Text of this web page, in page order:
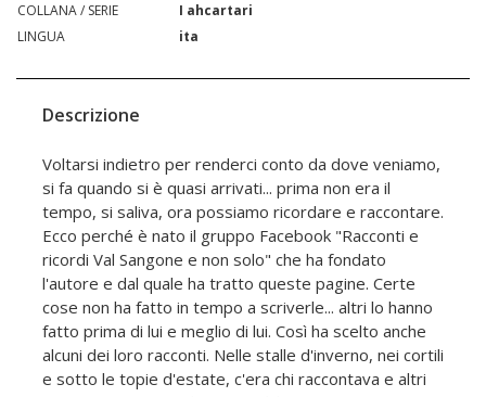
COLLANA / SERIE
I ahcartari
LINGUA
ita
Descrizione
Voltarsi indietro per renderci conto da dove veniamo,
si fa quando si è quasi arrivati... prima non era il
tempo, si saliva, ora possiamo ricordare e raccontare.
Ecco perché è nato il gruppo Facebook "Racconti e
ricordi Val Sangone e non solo" che ha fondato
l'autore e dal quale ha tratto queste pagine. Certe
cose non ha fatto in tempo a scriverle... altri lo hanno
fatto prima di lui e meglio di lui. Così ha scelto anche
alcuni dei loro racconti. Nelle stalle d'inverno, nei cortili
e sotto le topie d'estate, c'era chi raccontava e altri